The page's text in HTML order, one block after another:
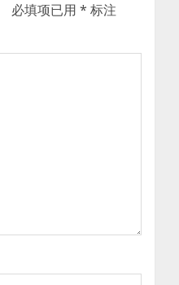
必填项已用 * 标注